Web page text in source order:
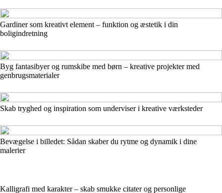
Gardiner som kreativt element – funktion og æstetik i din
boligindretning
Byg fantasibyer og rumskibe med børn – kreative projekter med
genbrugsmaterialer
Skab tryghed og inspiration som underviser i kreative værksteder
Bevægelse i billedet: Sådan skaber du rytme og dynamik i dine
malerier
Kalligrafi med karakter – skab smukke citater og personlige